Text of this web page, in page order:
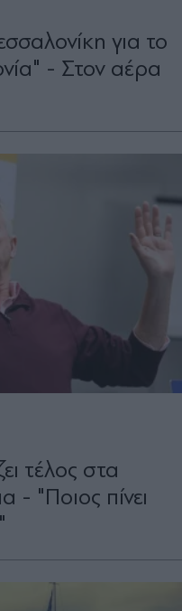
για το
- Στον αέρα
τέλος στα
- "Ποιος πίνει